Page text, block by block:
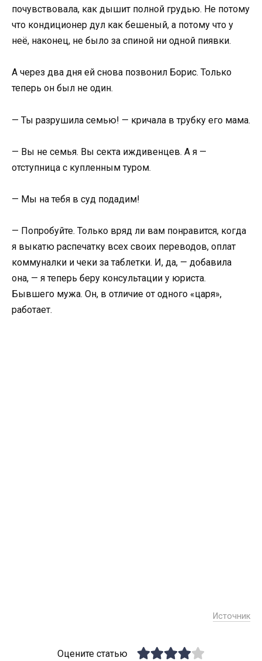
почувствовала, как дышит полной грудью. Не потому
что кондиционер дул как бешеный, а потому что у
неё, наконец, не было за спиной ни одной пиявки.
А через два дня ей снова позвонил Борис. Только
теперь он был не один.
— Ты разрушила семью! — кричала в трубку его мама.
— Вы не семья. Вы секта иждивенцев. А я —
отступница с купленным туром.
— Мы на тебя в суд подадим!
— Попробуйте. Только вряд ли вам понравится, когда
я выкатю распечатку всех своих переводов, оплат
коммуналки и чеки за таблетки. И, да, — добавила
она, — я теперь беру консультации у юриста.
Бывшего мужа. Он, в отличие от одного «царя»,
работает.
Источник
Оцените статью